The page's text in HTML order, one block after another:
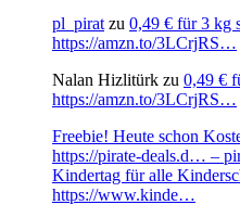
pl_pirat zu 0,49 € für 3 kg
https://amzn.to/3LCrjRS…
Nalan Hizlitürk zu 0,49 €
https://amzn.to/3LCrjRS…
Freebie! Heute schon
https://pirate-deals.d… –
Kindertag für alle
https://www.kinde…